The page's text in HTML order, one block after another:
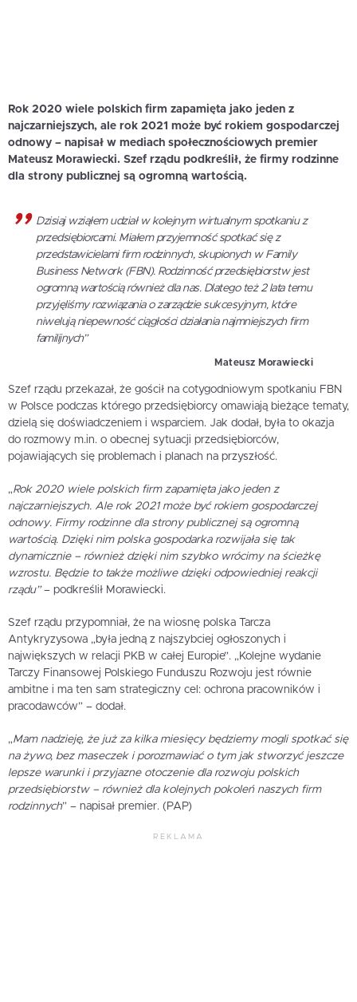
Rok 2020 wiele polskich firm zapamięta jako jeden z
najczarniejszych, ale rok 2021 może być rokiem gospodarczej
odnowy – napisał w mediach społecznościowych premier
Mateusz Morawiecki. Szef rządu podkreślił, że firmy rodzinne
dla strony publicznej są ogromną wartością.
Dzisiaj wziąłem udział w kolejnym wirtualnym spotkaniu z
przedsiębiorcami. Miałem przyjemność spotkać się z
przedstawicielami firm rodzinnych, skupionych w Family
Business Network (FBN). Rodzinność przedsiębiorstw jest
ogromną wartością również dla nas. Dlatego też 2 lata temu
przyjęliśmy rozwiązania o zarządzie sukcesyjnym, które
niwelują niepewność ciągłości działania najmniejszych firm
familijnych”
Mateusz Morawiecki
Szef rządu przekazał, że gościł na cotygodniowym spotkaniu FBN
w Polsce podczas którego przedsiębiorcy omawiają bieżące tematy,
dzielą się doświadczeniem i wsparciem. Jak dodał, była to okazja
do rozmowy m.in. o obecnej sytuacji przedsiębiorców,
pojawiających się problemach i planach na przyszłość.
„Rok 2020 wiele polskich firm zapamięta jako jeden z
najczarniejszych. Ale rok 2021 może być rokiem gospodarczej
odnowy. Firmy rodzinne dla strony publicznej są ogromną
wartością. Dzięki nim polska gospodarka rozwijała się tak
dynamicznie – również dzięki nim szybko wrócimy na ścieżkę
wzrostu. Będzie to także możliwe dzięki odpowiedniej reakcji
rządu”– podkreślił Morawiecki.
Szef rządu przypomniał, że na wiosnę polska Tarcza
Antykryzysowa „była jedną z najszybciej ogłoszonych i
największych w relacji PKB w całej Europie”. „Kolejne wydanie
Tarczy Finansowej Polskiego Funduszu Rozwoju jest równie
ambitne i ma ten sam strategiczny cel: ochrona pracowników i
pracodawców” – dodał.
„Mam nadzieję, że już za kilka miesięcy będziemy mogli spotkać się
na żywo, bez maseczek i porozmawiać o tym jak stworzyć jeszcze
lepsze warunki i przyjazne otoczenie dla rozwoju polskich
przedsiębiorstw – również dla kolejnych pokoleń naszych firm
rodzinnych” – napisał premier. (PAP)
REKLAMA